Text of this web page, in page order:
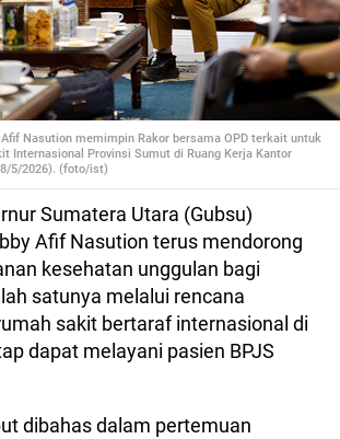
Nasution memimpin Rakor bersama OPD terkait untuk
Internasional Provinsi Sumut di Ruang Kerja Kantor
5/2026). (foto/ist)
Sumatera Utara (Gubsu)
Afif Nasution terus mendorong
kesehatan unggulan bagi
satunya melalui rencana
sakit bertaraf internasional di
dapat melayani pasien BPJS
dibahas dalam pertemuan